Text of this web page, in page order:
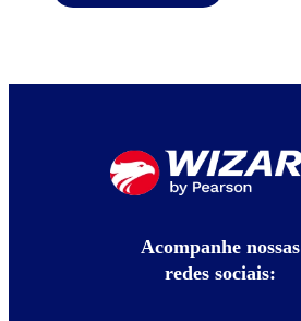
Acompanhe nossas
redes sociais: